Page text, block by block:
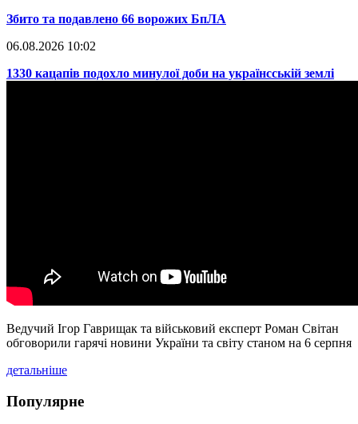
​Збито та подавлено 66 ворожих БпЛА
06.08.2026 10:02
​1330 кацапів подохло минулої доби на українсській землі
Ведучий Ігор Гаврищак та військовий експерт Роман Світан
обговорили гарячі новини України та світу станом на 6 серпня
детальніше
Популярне